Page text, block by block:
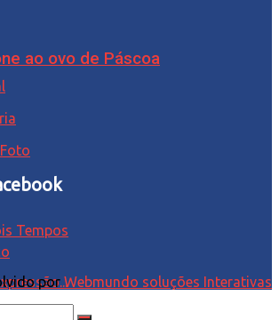
ao ovo de Páscoa
Tempos
porWebmundo soluções Interativas